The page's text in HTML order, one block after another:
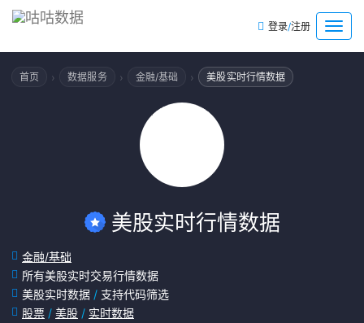
菜
单
登录/注册
首页 › 数据服务 › 金融/基础 › 美股实时行情数据
美股实时行情数据
金融/基础
所有美股实时交易行情数据
美股实时数据 / 支持代码筛选
股票 / 美股 / 实时数据